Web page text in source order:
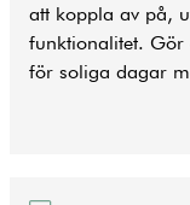
att koppla av på,
funktionalitet. Gör
för soliga dagar